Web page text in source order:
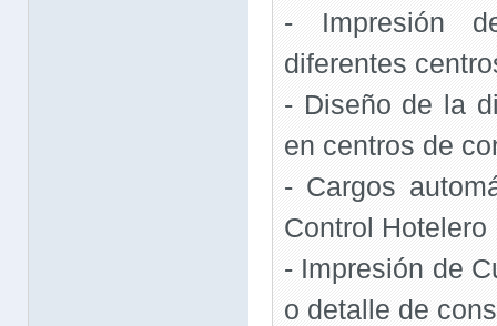
- Impresión
diferentes
- Diseño de la
en centros de
- Cargos
Control Hotelero
- Impresión de
o detalle de